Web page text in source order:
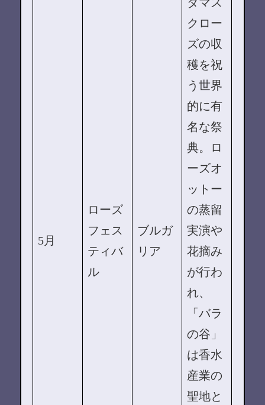
5月
ローズ
フェス
ティバ
ル
ブルガ
リア
クロー
ズの収
穫を祝
う世界
的に有
名な祭
典。ロ
ーズオ
ットー
の蒸留
実演や
花摘み
が行わ
れ、
「バラ
の谷」
は香水
産業の
聖地と